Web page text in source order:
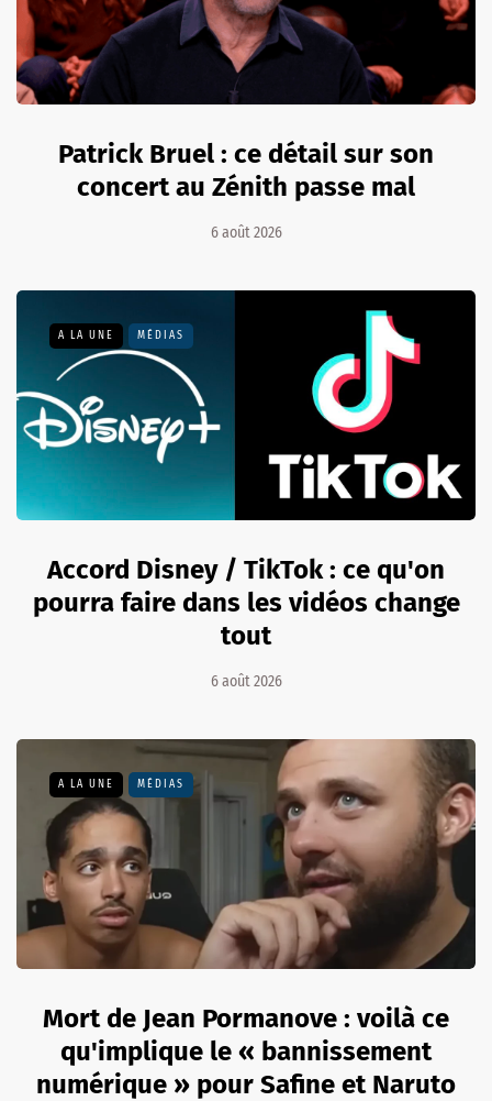
Patrick Bruel : ce détail sur son
concert au Zénith passe mal
6 août 2026
A LA UNE MÉDIAS
Accord Disney / TikTok : ce qu'on
pourra faire dans les vidéos change
tout
6 août 2026
A LA UNE MÉDIAS
Mort de Jean Pormanove : voilà ce
qu'implique le « bannissement
numérique » pour Safine et Naruto